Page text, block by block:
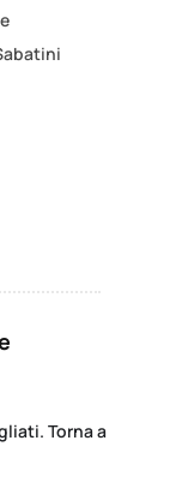
Torna a